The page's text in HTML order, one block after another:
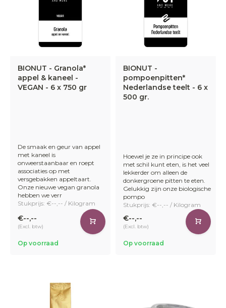
BIONUT - Granola*
appel & kaneel -
VEGAN - 6 x 750 gr
De smaak en geur van appel
met kaneel is
onweerstaanbaar en roept
associaties op met
versgebakken appeltaart.
Onze nieuwe vegan granola
hebben we verr
Stukprijs: €--,-- / Kilogram
€--,--
(Excl. btw)
Op voorraad
BIONUT -
pompoenpitten*
Nederlandse teelt - 6 x
500 gr.
Hoewel je ze in principe ook
met schil kunt eten, is het veel
lekkerder om alleen de
donkergroene pitten te eten.
Gelukkig zijn onze biologische
pompo
Stukprijs: €--,-- / Kilogram
€--,--
(Excl. btw)
Op voorraad